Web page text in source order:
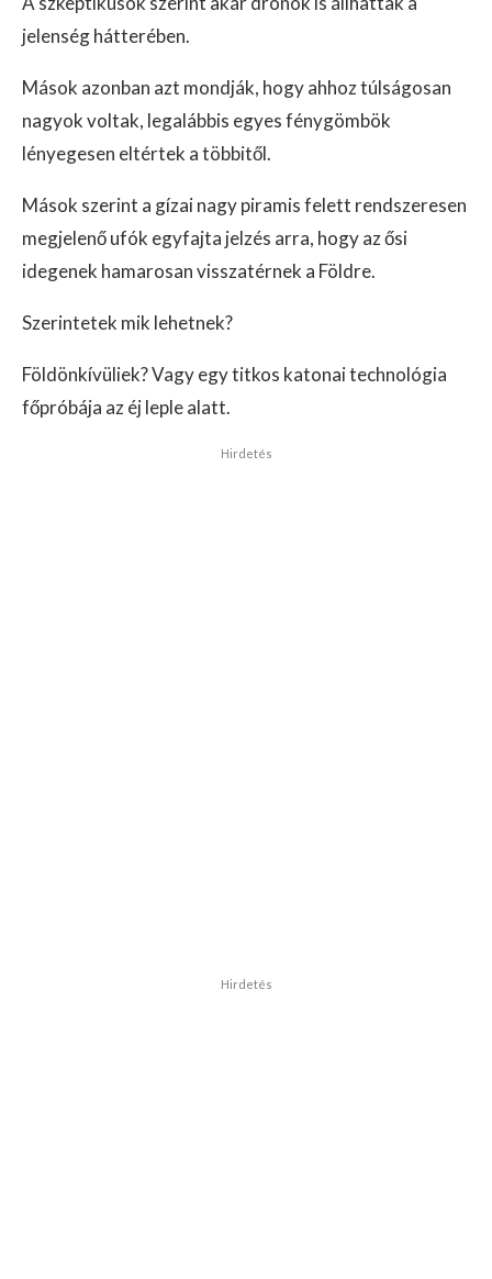
jelenség hátterében.
Mások azonban azt mondják, hogy ahhoz túlságosan
nagyok voltak, legalábbis egyes fénygömbök
lényegesen eltértek a többitől.
Mások szerint a gízai nagy piramis felett rendszeresen
megjelenő ufók egyfajta jelzés arra, hogy az ősi
idegenek hamarosan visszatérnek a Földre.
Szerintetek mik lehetnek?
Földönkívüliek? Vagy egy titkos katonai technológia
főpróbája az éj leple alatt.
Hirdetés
Hirdetés